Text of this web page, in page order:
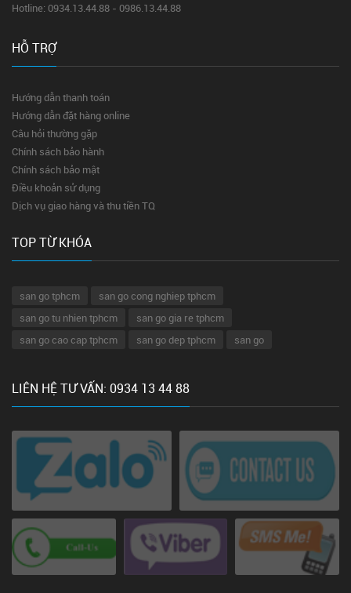
Hotline: 0934.13.44.88 - 0986.13.44.88
HỖ TRỢ
Hướng dẫn thanh toán
Hướng dẫn đặt hàng online
Câu hỏi thường gặp
Chính sách bảo hành
Chính sách bảo mật
Điều khoản sử dụng
Dịch vụ giao hàng và thu tiền TQ
TOP TỪ KHÓA
san go tphcm
san go cong nghiep tphcm
san go tu nhien tphcm
san go gia re tphcm
san go cao cap tphcm
san go dep tphcm san go
LIÊN HỆ TƯ VẤN: 0934 13 44 88